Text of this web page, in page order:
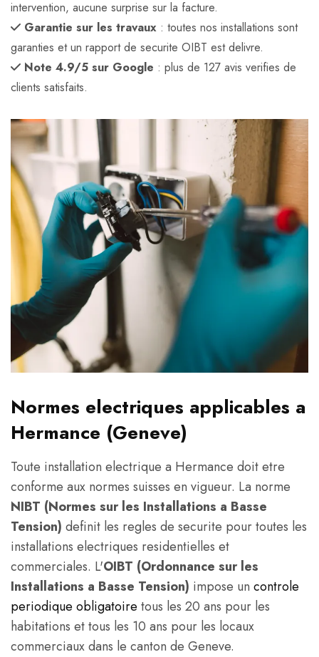
intervention, aucune surprise sur la facture.
Garantie sur les travaux : toutes nos installations sont
garanties et un rapport de securite OIBT est delivre.
Note 4.9/5 sur Google : plus de 127 avis verifies de
clients satisfaits.
Normes electriques applicables a
Hermance (Geneve)
Toute installation electrique a Hermance doit etre
conforme aux normes suisses en vigueur. La norme
NIBT (Normes sur les Installations a Basse
Tension) definit les regles de securite pour toutes les
installations electriques residentielles et
commerciales. L'OIBT (Ordonnance sur les
Installations a Basse Tension) impose un controle
periodique obligatoire tous les 20 ans pour les
habitations et tous les 10 ans pour les locaux
commerciaux dans le canton de Geneve.